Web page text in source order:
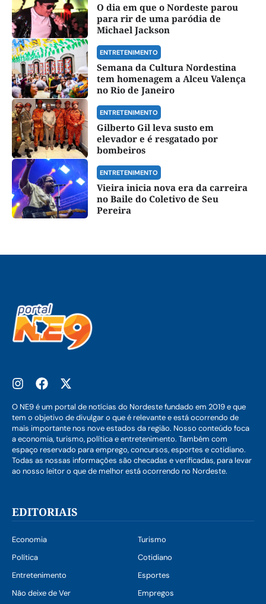
O dia em que o Nordeste parou
para rir de uma paródia de
Michael Jackson
ENTRETENIMENTO
Semana da Cultura Nordestina
tem homenagem a Alceu Valença
no Rio de Janeiro
ENTRETENIMENTO
Gilberto Gil leva susto em
elevador e é resgatado por
bombeiros
ENTRETENIMENTO
Vieira inicia nova era da carreira
no Baile do Coletivo de Seu
Pereira
O NE9 é um portal de notícias do Nordeste fundado em 2019 e que
tem o objetivo de divulgar o que é relevante e está ocorrendo de
mais importante nos nove estados da região. Nosso conteúdo foca
a economia, turismo, política e entretenimento. Também com
espaço reservado para emprego, concursos, esportes e cotidiano.
Todas as nossas informações são checadas e verificadas, para levar
ao nosso leitor o que de melhor está ocorrendo no Nordeste.
EDITORIAIS
Economia
Turismo
Política
Cotidiano
Entretenimento
Esportes
Não deixe de Ver
Empregos